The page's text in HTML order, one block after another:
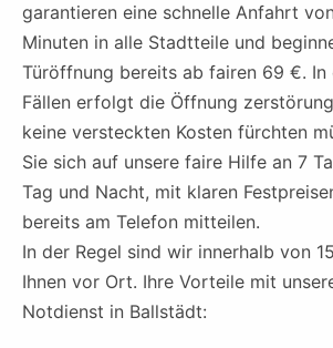
garantieren eine schnelle Anfahrt
Minuten in alle Stadtteile und
Türöffnung bereits ab fairen 69 €. In
Fällen erfolgt die Öffnung
keine versteckten Kosten fürchten
Sie sich auf unsere faire Hilfe an 7
Tag und Nacht, mit klaren
bereits am Telefon mitteilen.
In der Regel sind wir innerhalb von
Ihnen vor Ort. Ihre Vorteile mit
Notdienst in Ballstädt: